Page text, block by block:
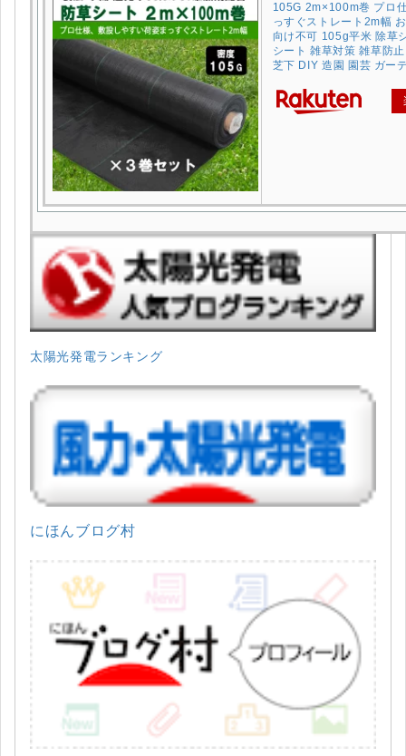
105G 2m×100m巻 プロ
っすぐストレート2m幅
向け不可 105g平米 除草
シート 雑草対策 雑草防
芝下 DIY 造園 園芸 ガー
太陽光発電ランキング
にほんブログ村